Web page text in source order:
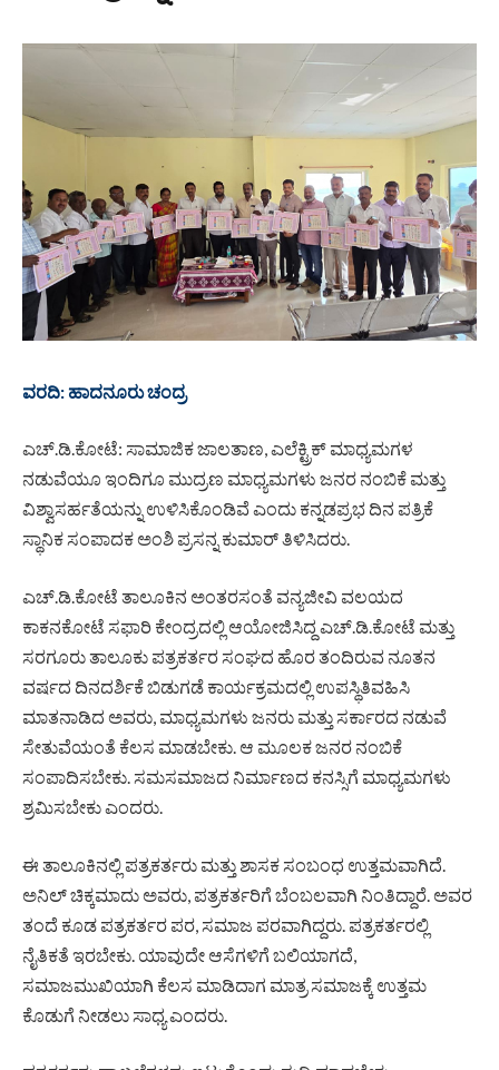
ವರದಿ: ಹಾದನೂರು ಚಂದ್ರ
ಎಚ್.ಡಿ.ಕೋಟೆ: ಸಾಮಾಜಿಕ ಜಾಲತಾಣ, ಎಲೆಕ್ಟ್ರಿಕ್ ಮಾಧ್ಯಮಗಳ
ನಡುವೆಯೂ ಇಂದಿಗೂ ಮುದ್ರಣ ಮಾಧ್ಯಮಗಳು ಜನರ ನಂಬಿಕೆ ಮತ್ತು
ವಿಶ್ವಾಸರ್ಹತೆಯನ್ನು ಉಳಿಸಿಕೊಂಡಿವೆ ಎಂದು ಕನ್ನಡಪ್ರಭ ದಿನ ಪತ್ರಿಕೆ
ಸ್ಥಾನಿಕ ಸಂಪಾದಕ ಅಂಶಿ ಪ್ರಸನ್ನ ಕುಮಾರ್ ತಿಳಿಸಿದರು.
ಎಚ್.ಡಿ.ಕೋಟೆ ತಾಲೂಕಿನ ಅಂತರಸಂತೆ ವನ್ಯಜೀವಿ ವಲಯದ
ಕಾಕನಕೋಟೆ ಸಫಾರಿ ಕೇಂದ್ರದಲ್ಲಿ ಆಯೋಜಿಸಿದ್ದ ಎಚ್.ಡಿ.ಕೋಟೆ ಮತ್ತು
ಸರಗೂರು ತಾಲೂಕು ಪತ್ರಕರ್ತರ ಸಂಘದ ಹೊರ ತಂದಿರುವ ನೂತನ
ವರ್ಷದ ದಿನದರ್ಶಿಕೆ ಬಿಡುಗಡೆ ಕಾರ್ಯಕ್ರಮದಲ್ಲಿ ಉಪಸ್ಥಿತಿವಹಿಸಿ
ಮಾತನಾಡಿದ ಅವರು, ಮಾಧ್ಯಮಗಳು ಜನರು ಮತ್ತು ಸರ್ಕಾರದ ನಡುವೆ
ಸೇತುವೆಯಂತೆ ಕೆಲಸ ಮಾಡಬೇಕು. ಆ ಮೂಲಕ ಜನರ ನಂಬಿಕೆ
ಸಂಪಾದಿಸಬೇಕು. ಸಮಸಮಾಜದ ನಿರ್ಮಾಣದ ಕನಸ್ಸಿಗೆ ಮಾಧ್ಯಮಗಳು
ಶ್ರಮಿಸಬೇಕು ಎಂದರು.
ಈ ತಾಲೂಕಿನಲ್ಲಿ ಪತ್ರಕರ್ತರು ಮತ್ತು ಶಾಸಕ ಸಂಬಂಧ ಉತ್ತಮವಾಗಿದೆ.
ಅನಿಲ್ ಚಿಕ್ಕಮಾದು ಅವರು, ಪತ್ರಕರ್ತರಿಗೆ ಬೆಂಬಲವಾಗಿ ನಿಂತಿದ್ದಾರೆ. ಅವರ
ತಂದೆ ಕೂಡ ಪತ್ರಕರ್ತರ ಪರ, ಸಮಾಜ ಪರವಾಗಿದ್ದರು. ಪತ್ರಕರ್ತರಲ್ಲಿ
ನೈತಿಕತೆ ಇರಬೇಕು. ಯಾವುದೇ ಆಸೆಗಳಿಗೆ ಬಲಿಯಾಗದೆ,
ಸಮಾಜಮುಖಿಯಾಗಿ ಕೆಲಸ ಮಾಡಿದಾಗ ಮಾತ್ರ ಸಮಾಜಕ್ಕೆ ಉತ್ತಮ
ಕೊಡುಗೆ ನೀಡಲು ಸಾಧ್ಯ ಎಂದರು.